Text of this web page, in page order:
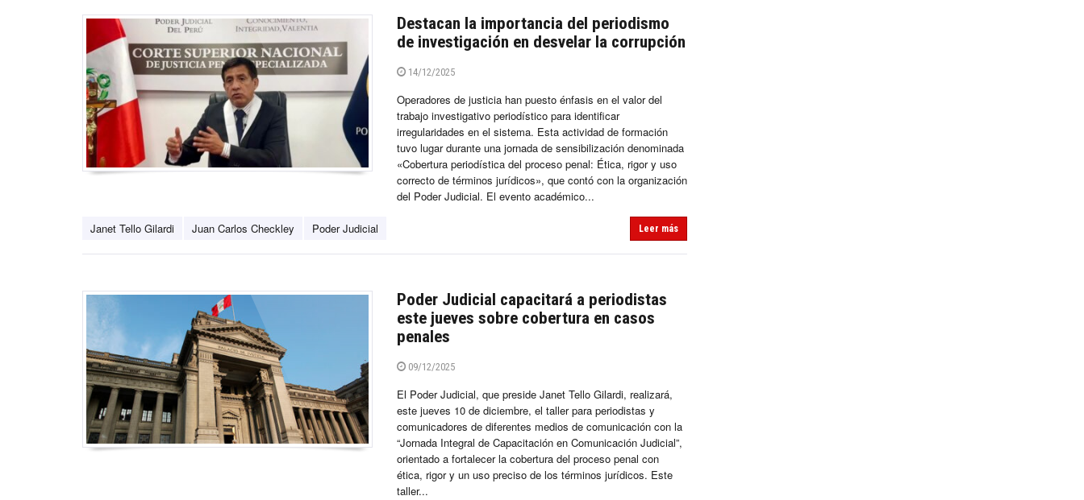
Destacan la importancia del periodismo
de investigación en desvelar la corrupción
14/12/2025
Operadores de justicia han puesto énfasis en el valor del
trabajo investigativo periodístico para identificar
irregularidades en el sistema. Esta actividad de formación
tuvo lugar durante una jornada de sensibilización denominada
«Cobertura periodística del proceso penal: Ética, rigor y uso
correcto de términos jurídicos», que contó con la organización
del Poder Judicial. El evento académico...
Janet Tello Gilardi Juan Carlos Checkley Poder Judicial Leer más
Poder Judicial capacitará a periodistas
este jueves sobre cobertura en casos
penales
09/12/2025
El Poder Judicial, que preside Janet Tello Gilardi, realizará,
este jueves 10 de diciembre, el taller para periodistas y
comunicadores de diferentes medios de comunicación con la
“Jornada Integral de Capacitación en Comunicación Judicial”,
orientado a fortalecer la cobertura del proceso penal con
ética, rigor y un uso preciso de los términos jurídicos. Este
taller...